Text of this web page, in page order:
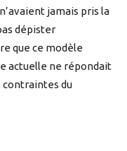
jamais pris la
dépister
que ce modèle
actuelle ne répondait
contraintes du